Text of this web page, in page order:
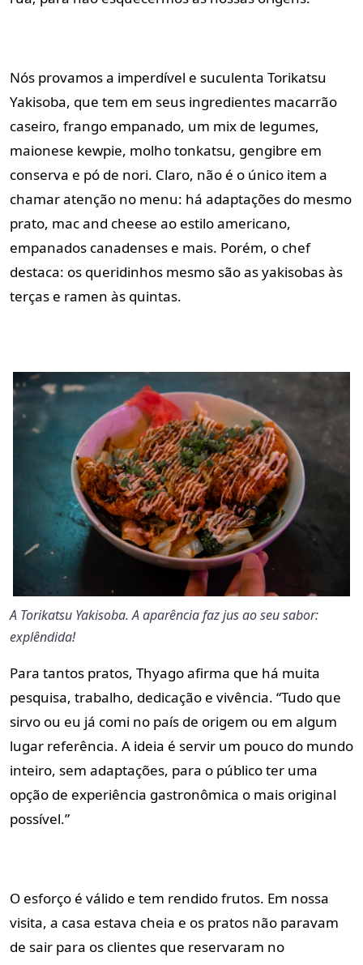
Nós provamos a imperdível e suculenta Torikatsu
Yakisoba, que tem em seus ingredientes macarrão
caseiro, frango empanado, um mix de legumes,
maionese kewpie, molho tonkatsu, gengibre em
conserva e pó de nori. Claro, não é o único item a
chamar atenção no menu: há adaptações do mesmo
prato, mac and cheese ao estilo americano,
empanados canadenses e mais. Porém, o chef
destaca: os queridinhos mesmo são as yakisobas às
terças e ramen às quintas.
A Torikatsu Yakisoba. A aparência faz jus ao seu sabor:
explêndida!
Para tantos pratos, Thyago afirma que há muita
pesquisa, trabalho, dedicação e vivência. “Tudo que
sirvo ou eu já comi no país de origem ou em algum
lugar referência. A ideia é servir um pouco do mundo
inteiro, sem adaptações, para o público ter uma
opção de experiência gastronômica o mais original
possível.”
O esforço é válido e tem rendido frutos. Em nossa
visita, a casa estava cheia e os pratos não paravam
de sair para os clientes que reservaram no